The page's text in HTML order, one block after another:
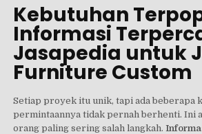
Kebutuhan
Informasi
Jasapedia untuk
Furniture Custom
Setiap proyek itu unik, tapi ada beberapa
permintaannya tidak pernah berhenti. Ini
orang paling sering salah langkah.